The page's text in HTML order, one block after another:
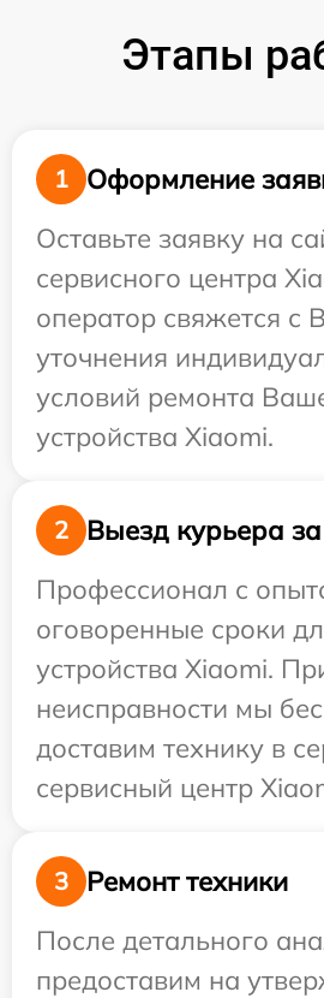
Этапы
1
Оформление
Оставьте заявку на
сервисного центра
оператор свяжется с
уточнения
условий ремонта
устройства Xiaomi.
2
Выезд курьера
Профессионал с
оговоренные сроки
устройства Xiaomi.
неисправности мы
доставим технику в
сервисный центр
3
Ремонт техники
После детального
предоставим на